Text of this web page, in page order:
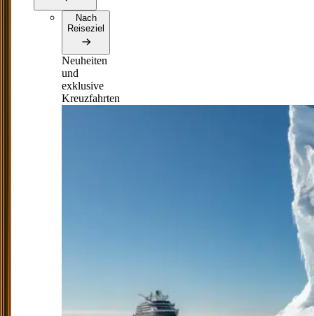
Nach
Reiseziel
Neuheiten
und
exklusive
Kreuzfahrten